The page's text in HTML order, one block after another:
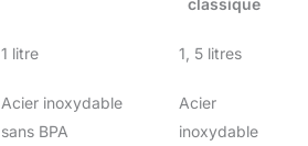
En outre, la bouilloire
électrique cessera de
bout, sans eau, et
reviendra au travail
1 litre 1, 5 litres
Acier inoxydable
sans BPA
Acier
inoxydable